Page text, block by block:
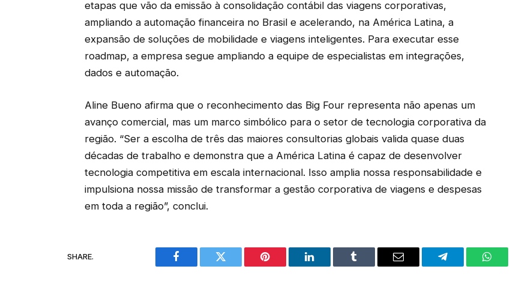
etapas que vão da emissão à consolidação contábil das viagens corporativas,
ampliando a automação financeira no Brasil e acelerando, na América Latina, a
expansão de soluções de mobilidade e viagens inteligentes. Para executar esse
roadmap, a empresa segue ampliando a equipe de especialistas em integrações,
dados e automação.
Aline Bueno afirma que o reconhecimento das Big Four representa não apenas um
avanço comercial, mas um marco simbólico para o setor de tecnologia corporativa da
região. “Ser a escolha de três das maiores consultorias globais valida quase duas
décadas de trabalho e demonstra que a América Latina é capaz de desenvolver
tecnologia competitiva em escala internacional. Isso amplia nossa responsabilidade e
impulsiona nossa missão de transformar a gestão corporativa de viagens e despesas
em toda a região”, conclui.
SHARE.
Facebook Twitter Pinterest LinkedIn Tumblr Email Telegram WhatsApp